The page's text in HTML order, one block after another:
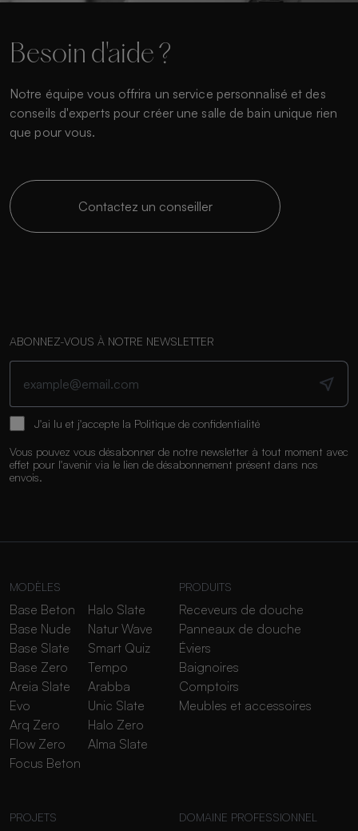
Besoin d'aide ?
Notre équipe vous offrira un service personnalisé et des
conseils d'experts pour créer une salle de bain unique rien
que pour vous.
Contactez un conseiller
ABONNEZ-VOUS À NOTRE NEWSLETTER
J'ai lu et j'accepte la Politique de confidentialité
Vous pouvez vous désabonner de notre newsletter à tout moment avec
effet pour l'avenir via le lien de désabonnement présent dans nos
envois.
MODÈLES
Base Beton
Base Nude
Base Slate
Base Zero
Areia Slate
Evo
Arq Zero
Flow Zero
Focus Beton
Halo Slate
Natur Wave
Smart Quiz
Tempo
Arabba
Unic Slate
Halo Zero
Alma Slate
PRODUITS
Receveurs de douche
Panneaux de douche
Éviers
Baignoires
Comptoirs
Meubles et accessoires
PROJETS DOMAINE PROFESSIONNEL